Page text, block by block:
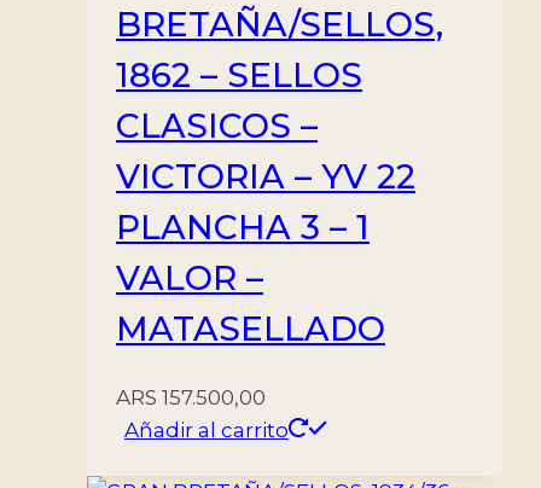
BRETAÑA/SELLOS,
1862 – SELLOS
CLASICOS –
VICTORIA – YV 22
PLANCHA 3 – 1
VALOR –
MATASELLADO
ARS 157.500,00
Añadir al carrito